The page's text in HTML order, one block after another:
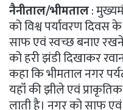
नैनीताल/भीमताल:
को विश्व पर्यावरण
साफ एवं स्वच्छ बनाए
को हरी झंडी दिखाकर
कहा कि भीमताल नगर
यहॉं की झीले एवं